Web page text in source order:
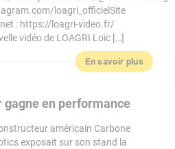
loagri_officielSite
: https://loagri-video.fr/
vidéo de LOAGRI Loïc […]
En savoir plus
gagne en performance
américain Carbone
exposait sur son stand la